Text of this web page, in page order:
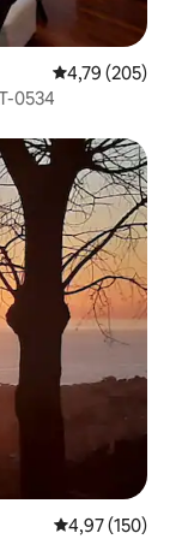
Évaluation
4,79 (205)
0534
Évaluation
4,97 (150)